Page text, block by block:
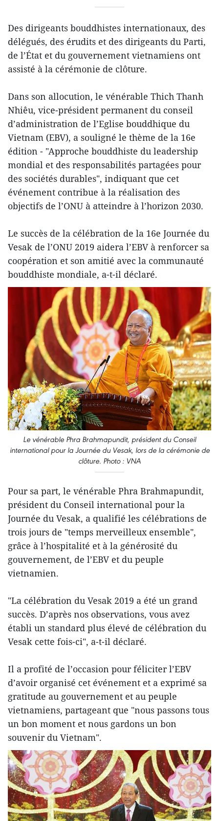
Des dirigeants bouddhistes internationaux, des
délégués, des érudits et des dirigeants du Parti,
de l’État et du gouvernement vietnamiens ont
assisté à la cérémonie de clôture.
Dans son allocution, le vénérable Thich Thanh
Nhiêu, vice-président permanent du conseil
d’administration de l’Eglise bouddhique du
Vietnam (EBV), a souligné le thème de la 16e
édition - "Approche bouddhiste du leadership
mondial et des responsabilités partagées pour
des sociétés durables", indiquant que cet
événement contribue à la réalisation des
objectifs de l’ONU à atteindre à l’horizon 2030.
Le succès de la célébration de la 16e Journée du
Vesak de l’ONU 2019 aidera l’EBV à renforcer sa
coopération et son amitié avec la communauté
bouddhiste mondiale, a-t-il déclaré.
Le vénérable Phra Brahmapundit, président du Conseil
international pour la Journée du Vesak, lors de la cérémonie de
clôture. Photo : VNA
Pour sa part, le vénérable Phra Brahmapundit,
président du Conseil international pour la
Journée du Vesak, a qualifié les célébrations de
trois jours de "temps merveilleux ensemble",
grâce à l’hospitalité et à la générosité du
gouvernement, de l’EBV et du peuple
vietnamien.
"La célébration du Vesak 2019 a été un grand
succès. D’après nos observations, vous avez
établi un standard plus élevé de célébration du
Vesak cette fois-ci", a-t-il déclaré.
Il a profité de l’occasion pour féliciter l’EBV
d’avoir organisé cet événement et a exprimé sa
gratitude au gouvernement et au peuple
vietnamiens, partageant que "nous passons tous
un bon moment et nous gardons un bon
souvenir du Vietnam".